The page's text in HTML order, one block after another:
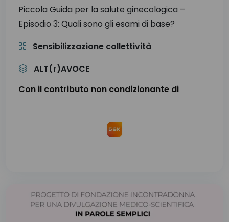
Piccola Guida per la salute ginecologica –
Episodio 3: Quali sono gli esami di base?
Sensibilizzazione collettività
ALT(r)AVOCE
Con il contributo non condizionante di